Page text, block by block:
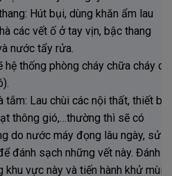
Hút bụi, dùng khăn ẩm lau
các vết ố ở tay vịn, bậc thang
nước tẩy rửa.
thống phòng cháy chữa cháy của
tắm: Lau chùi các nội thất, thiết bị
thông gió,…thường thì sẽ có
do nước máy đọng lâu ngày, sử
đánh sạch những vết này. Đánh
vực này và tiến hành khử mùi.